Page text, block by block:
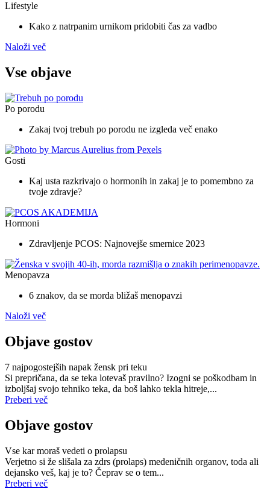
Lifestyle
Kako z natrpanim urnikom pridobiti čas za vadbo
Naloži več
Vse objave
Po porodu
Zakaj tvoj trebuh po porodu ne izgleda več enako
Gosti
Kaj usta razkrivajo o hormonih in zakaj je to pomembno za
tvoje zdravje?
Hormoni
Zdravljenje PCOS: Najnovejše smernice 2023
Menopavza
6 znakov, da se morda bližaš menopavzi
Naloži več
Objave gostov
7 najpogostejših napak žensk pri teku
Si prepričana, da se teka lotevaš pravilno? Izogni se poškodbam in
izboljšaj svojo tehniko teka, da boš lahko tekla hitreje,...
Preberi več
Objave gostov
Vse kar moraš vedeti o prolapsu
Verjetno si že slišala za zdrs (prolaps) medeničnih organov, toda ali
dejansko veš, kaj je to? Čeprav se o tem...
Preberi več